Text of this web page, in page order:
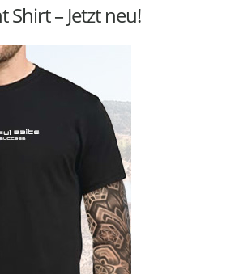
Shirt – Jetzt neu!